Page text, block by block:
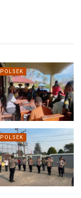
POLSEK
POLSEK